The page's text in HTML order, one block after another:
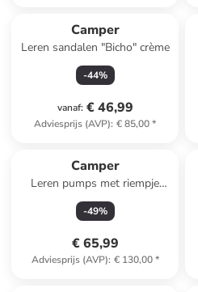
Camper
Leren sandalen "Bicho" crème
-44%
vanaf: € 46,99
Adviesprijs (AVP): € 85,00*
Camper
Leren pumps met riempje
donkerblauw
-49%
€ 65,99
Adviesprijs (AVP): € 130,00*